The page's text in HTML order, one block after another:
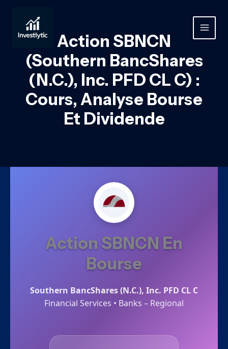
contenu
MAIN
Action SBNCN
(Southern BancShares
(N.C.), Inc. PFD CL C) :
Cours, Analyse Bourse
Et Dividende
Action SBNCN En
Bourse
Southern BancShares (N.C.), Inc. PFD CL C
Financial Services • Banks – Regional